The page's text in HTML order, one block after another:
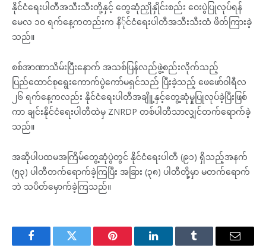
နိုင်ငံရေးပါတီအသီးသီးတို့နှင့် တွေဆုံညှိုနှိုင်းစည်း ဝေးပွဲပြုလုပ်ရန်
မေလ ၁၀ ရက်နေ့ကတည်းက နိ်ုင်ငံရေးပါတီအသီးသီးထံ ဖိတ်ကြားခဲ့
သည်။
စစ်အာဏာသိမ်းပြီးနောက် အသစ်ပြန်လည်ဖွဲ့စည်းလိုက်သည့်
ပြည်ထောင်စုရွေးကောက်ပွဲကော်မရှင်သည် ပြီးခဲ့သည့် ဖေဖော်ဝါရီလ
၂၆ ရက်နေ့ကလည်း နိုင်ငံရေးပါတီအချိူ့နှင့်တွေ့ဆုံမှုပြုလုပ်ခဲ့ပြီးဖြစ်
ကာ ချင်းနိုင်ငံရေးပါတီထဲမှ ZNRDP တစ်ပါတီသာလျှင်တက်ရောက်ခဲ့
သည်။
အဆိုပါပထမအကြိမ်တွေ့ဆုံပွဲတွင် နိုင်ငံရေးပါတီ (၉၁) ရှိသည့်အနက်
(၅၃) ပါတီတက်ရောက်ခဲ့ကြပြီး အခြား (၃၈) ပါတီတို့မှာ မတက်ရောက်
ဘဲ သပိတ်မှောက်ခဲ့ကြသည်။
FacebookTwitter Pinterest LinkedInTumblr Email